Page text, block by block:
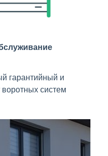
гарантийный и
систем